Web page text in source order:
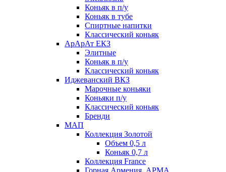
Коньяк в п/у
Коньяк в тубе
Спиртные напитки
Классический коньяк
АрАрАт ЕКЗ
Элитные
Коньяк в п/у
Классический коньяк
Иджеванский ВКЗ
Марочные коньяки
Коньяки п/у
Классический коньяк
Бренди
МАП
Коллекция Золотой
Объем 0,5 л
Коньяк 0,7 л
Коллекция France
Горная Армения. АРМА